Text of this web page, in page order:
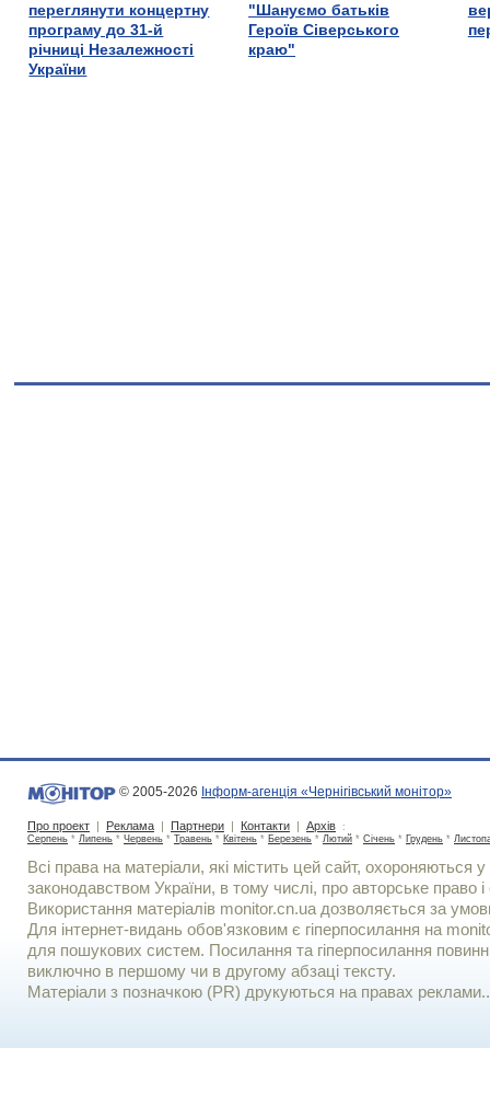
переглянути концертну
програму до 31-й
річниці Незалежності
України
"Шануємо батьків
Героїв Сіверського
краю"
© 2005-2026 Інформ-агенція «Чернігівський монітор»
Про проект | Реклама | Партнери | Контакти | Архів :
Серпень * Липень * Червень * Травень * Квітень * Березень * Лютий * Січень * Грудень *
Всі права на матеріали, які містить цей сайт, охороняються у
законодавством України, в тому числі, про авторське право і
Використання матерiалiв monitor.cn.ua дозволяється за
Для iнтернет-видань обов'язковим є гiперпосилання на
для пошукових систем. Посилання та гіперпосилання
виключно в першому чи в другому абзаці тексту.
Матеріали з позначкою (PR) друкуються на правах реклами..